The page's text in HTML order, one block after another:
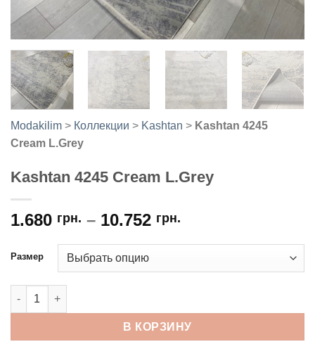
Modakilim > Коллекции > Kashtan > Kashtan 4245
Cream L.Grey
Kashtan 4245 Cream L.Grey
1.680 грн. – 10.752 грн.
Размер
Количество товара Kashtan 4245 Cream L.Grey
В КОРЗИНУ